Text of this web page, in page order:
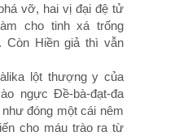
vỡ, hai vị đại đệ tử
cho tinh xá trống
Còn Hiền giả thì vẫn
lột thượng y của
ngực Ðề-bà-đạt-đa
đóng một cái nêm
cho máu trào ra từ